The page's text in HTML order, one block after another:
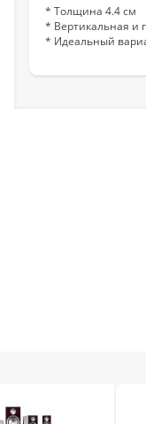
* Толщина 4.4 см
* Вертикальная и
* Идеальный